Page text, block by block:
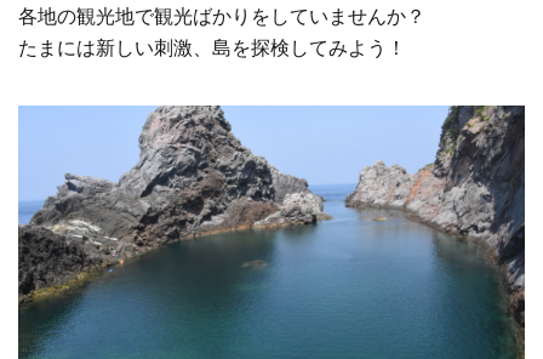
各地の観光地で観光ばかりをしていませんか？
たまには新しい刺激、島を探検してみよう！